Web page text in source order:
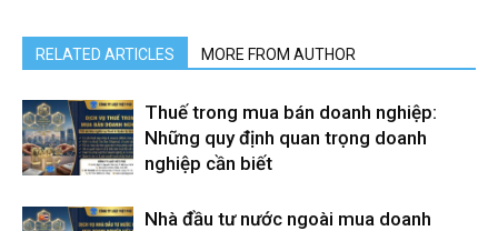
RELATED ARTICLES MORE FROM AUTHOR
Thuế trong mua bán doanh nghiệp:
Những quy định quan trọng doanh
nghiệp cần biết
Nhà đầu tư nước ngoài mua doanh